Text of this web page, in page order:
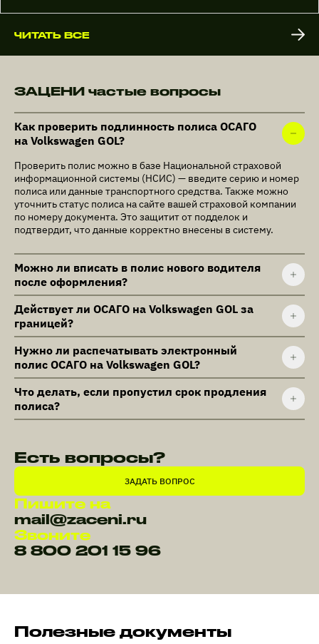
ЧИТАТЬ ВСЕ
ЗАЦЕНИ частые вопросы
Как проверить подлинность полиса ОСАГО
на Volkswagen GOL?
Проверить полис можно в базе Национальной страховой
информационной системы (НСИС) — введите серию и номер
полиса или данные транспортного средства. Также можно
уточнить статус полиса на сайте вашей страховой компании
по номеру документа. Это защитит от подделок и
подтвердит, что данные корректно внесены в систему.
Можно ли вписать в полис нового водителя
после оформления?
Действует ли ОСАГО на Volkswagen GOL за
границей?
Нужно ли распечатывать электронный
полис ОСАГО на Volkswagen GOL?
Что делать, если пропустил срок продления
полиса?
Есть вопросы?
ЗАДАТЬ ВОПРОС
Пишите на
mail@zaceni.ru
Звоните
8 800 201 15 96
Полезные документы